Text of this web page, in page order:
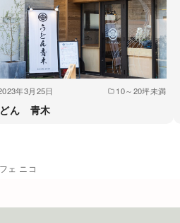
年3月25日 10～20坪未満
ん 青木
ェ ニコ